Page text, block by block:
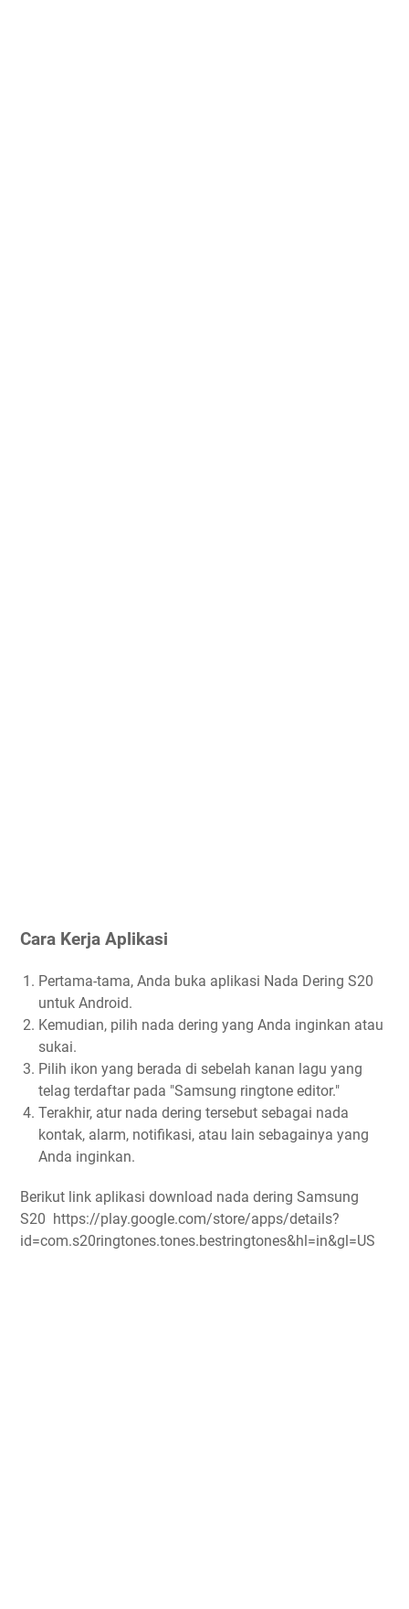
Cara Kerja Aplikasi
Pertama-tama, Anda buka aplikasi Nada Dering S20
untuk Android.
Kemudian, pilih nada dering yang Anda inginkan atau
sukai.
Pilih ikon yang berada di sebelah kanan lagu yang
telag terdaftar pada "Samsung ringtone editor."
Terakhir, atur nada dering tersebut sebagai nada
kontak, alarm, notifikasi, atau lain sebagainya yang
Anda inginkan.
Berikut link aplikasi download nada dering Samsung
S20 https://play.google.com/store/apps/details?
id=com.s20ringtones.tones.bestringtones&hl=in&gl=US